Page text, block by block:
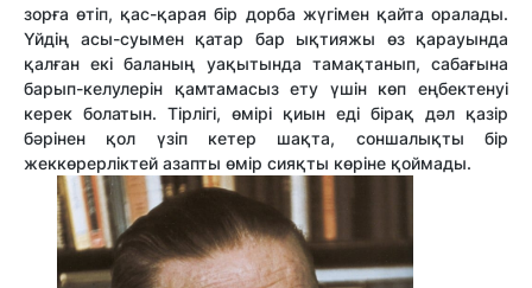
зорға өтіп, қас-қарая бір дорба жүгімен қайта оралады.
Үйдің асы-суымен қатар бар ықтияжы өз қарауында
қалған екі баланың уақытында тамақтанып, сабағына
барып-келулерін қамтамасыз ету үшін көп еңбектенуі
керек болатын. Тірлігі, өмірі қиын еді бірақ дәл қазір
бәрінен қол үзіп кетер шақта, соншалықты бір
жеккөрерліктей азапты өмір сияқты көріне қоймады.